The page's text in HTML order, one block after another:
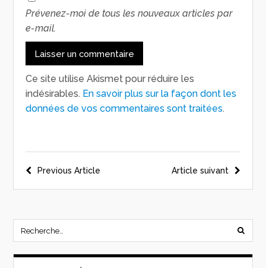
Prévenez-moi de tous les nouveaux articles par
e-mail.
Ce site utilise Akismet pour réduire les
indésirables. En savoir plus sur la façon dont les
données de vos commentaires sont traitées.
Article suivant
Previous Article